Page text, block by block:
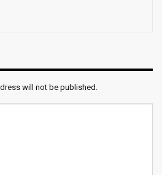
will not be published.